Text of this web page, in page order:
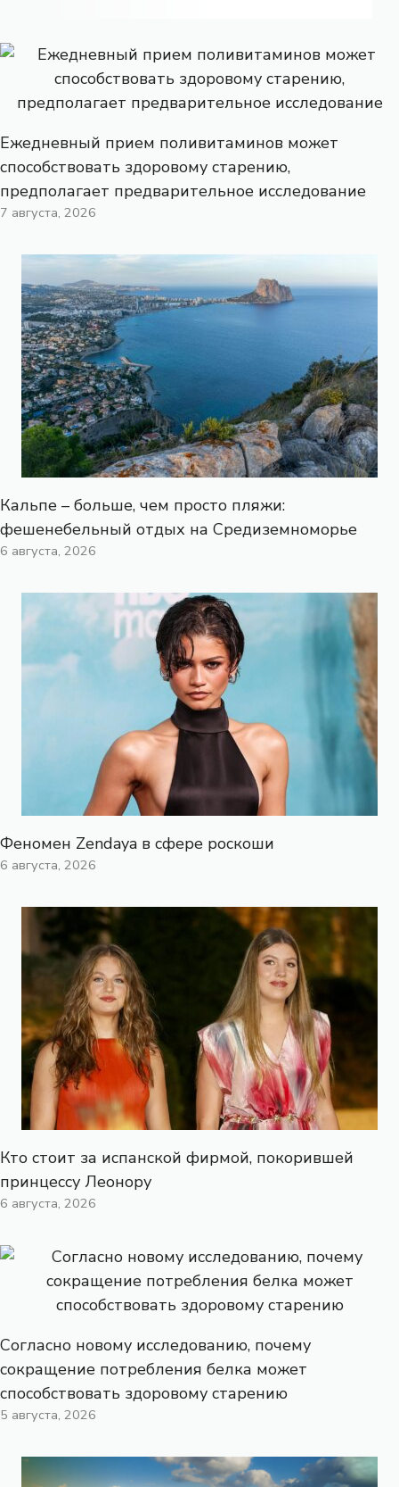
Ежедневный прием поливитаминов может
способствовать здоровому старению,
предполагает предварительное исследование
7 августа, 2026
Кальпе – больше, чем просто пляжи:
фешенебельный отдых на Средиземноморье
6 августа, 2026
Феномен Zendaya в сфере роскоши
6 августа, 2026
Кто стоит за испанской фирмой, покорившей
принцессу Леонору
6 августа, 2026
Согласно новому исследованию, почему
сокращение потребления белка может
способствовать здоровому старению
5 августа, 2026